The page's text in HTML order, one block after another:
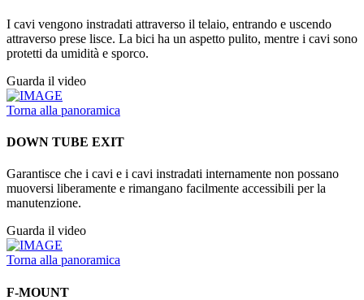
I cavi vengono instradati attraverso il telaio, entrando e uscendo
attraverso prese lisce. La bici ha un aspetto pulito, mentre i cavi sono
protetti da umidità e sporco.
Guarda il video
Torna alla panoramica
DOWN TUBE EXIT
Garantisce che i cavi e i cavi instradati internamente non possano
muoversi liberamente e rimangano facilmente accessibili per la
manutenzione.
Guarda il video
Torna alla panoramica
F-MOUNT